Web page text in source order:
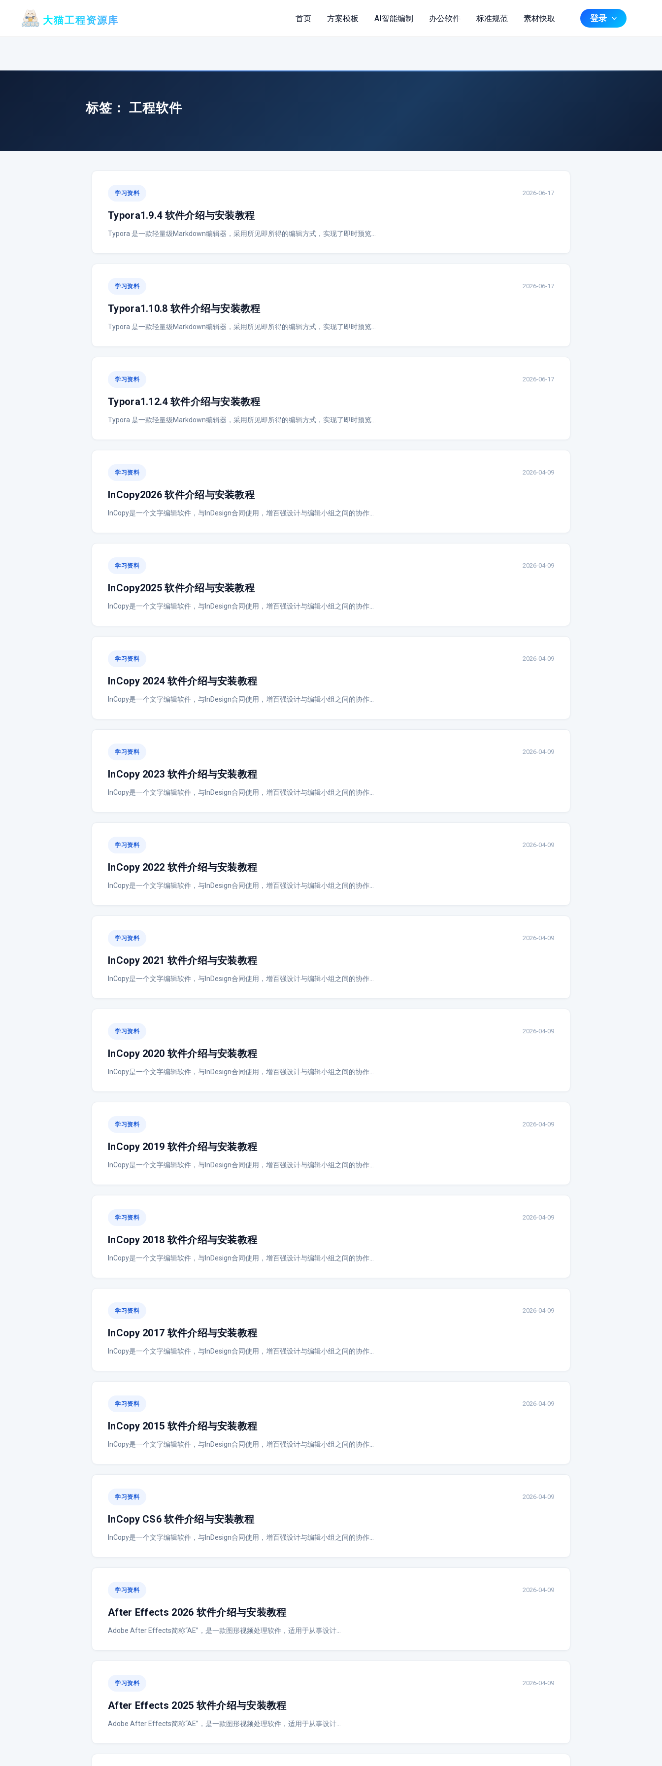
大猫工程资源库 首页 方案模板 AI智能编制 办公软件 标准规范 素材快取 登录
标签： 工程软件
学习资料 2026-06-17
Typora1.9.4 软件介绍与安装教程
Typora 是一款轻量级Markdown编辑器，采用所见即所得的编辑方式，实现了即时预览…
学习资料 2026-06-17
Typora1.10.8 软件介绍与安装教程
Typora 是一款轻量级Markdown编辑器，采用所见即所得的编辑方式，实现了即时预览…
学习资料 2026-06-17
Typora1.12.4 软件介绍与安装教程
Typora 是一款轻量级Markdown编辑器，采用所见即所得的编辑方式，实现了即时预览…
学习资料 2026-04-09
InCopy2026 软件介绍与安装教程
InCopy是一个文字编辑软件，与InDesign合同使用，增百强设计与编辑小组之间的协作…
学习资料 2026-04-09
InCopy2025 软件介绍与安装教程
InCopy是一个文字编辑软件，与InDesign合同使用，增百强设计与编辑小组之间的协作…
学习资料 2026-04-09
InCopy 2024 软件介绍与安装教程
InCopy是一个文字编辑软件，与InDesign合同使用，增百强设计与编辑小组之间的协作…
学习资料 2026-04-09
InCopy 2023 软件介绍与安装教程
InCopy是一个文字编辑软件，与InDesign合同使用，增百强设计与编辑小组之间的协作…
学习资料 2026-04-09
InCopy 2022 软件介绍与安装教程
InCopy是一个文字编辑软件，与InDesign合同使用，增百强设计与编辑小组之间的协作…
学习资料 2026-04-09
InCopy 2021 软件介绍与安装教程
InCopy是一个文字编辑软件，与InDesign合同使用，增百强设计与编辑小组之间的协作…
学习资料 2026-04-09
InCopy 2020 软件介绍与安装教程
InCopy是一个文字编辑软件，与InDesign合同使用，增百强设计与编辑小组之间的协作…
学习资料 2026-04-09
InCopy 2019 软件介绍与安装教程
InCopy是一个文字编辑软件，与InDesign合同使用，增百强设计与编辑小组之间的协作…
学习资料 2026-04-09
InCopy 2018 软件介绍与安装教程
InCopy是一个文字编辑软件，与InDesign合同使用，增百强设计与编辑小组之间的协作…
学习资料 2026-04-09
InCopy 2017 软件介绍与安装教程
InCopy是一个文字编辑软件，与InDesign合同使用，增百强设计与编辑小组之间的协作…
学习资料 2026-04-09
InCopy 2015 软件介绍与安装教程
InCopy是一个文字编辑软件，与InDesign合同使用，增百强设计与编辑小组之间的协作…
学习资料 2026-04-09
InCopy CS6 软件介绍与安装教程
InCopy是一个文字编辑软件，与InDesign合同使用，增百强设计与编辑小组之间的协作…
学习资料 2026-04-09
After Effects 2026 软件介绍与安装教程
Adobe After Effects简称“AE”，是一款图形视频处理软件，适用于从事设计…
学习资料 2026-04-09
After Effects 2025 软件介绍与安装教程
Adobe After Effects简称“AE”，是一款图形视频处理软件，适用于从事设计…